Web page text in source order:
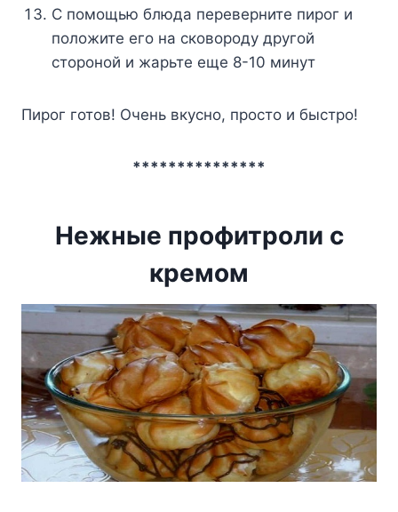
С помощью блюда переверните пирог и
положите его на сковороду другой
стороной и жарьте еще 8-10 минут
Пирог готов! Очень вкусно, просто и быстро!
***************
Нежные профитроли с
кремом